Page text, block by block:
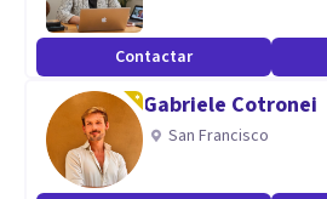
Contactar
Gabriele Cotronei
San Francisco